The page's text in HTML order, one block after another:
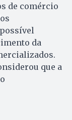
de comércio
da
que a